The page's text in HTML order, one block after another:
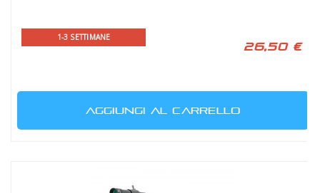
1-3 SETTIMANE
26,50 €
AGGIUNGI AL CARRELLO